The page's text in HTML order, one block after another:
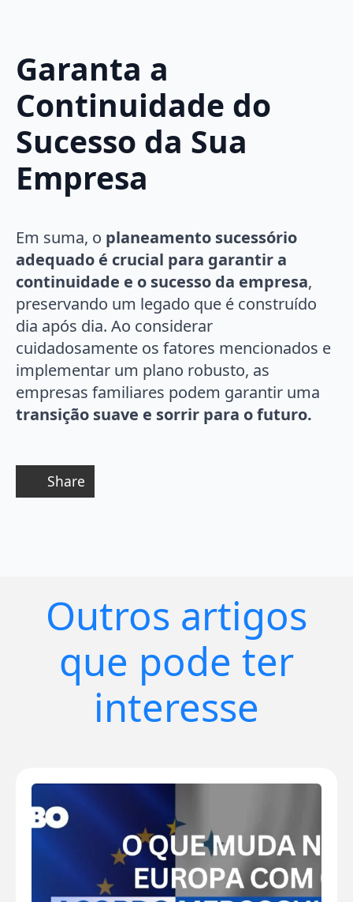
Garanta a
Continuidade do
Sucesso da Sua
Empresa
Em suma, o planeamento sucessório
adequado é crucial para garantir a
continuidade e o sucesso da empresa,
preservando um legado que é construído
dia após dia. Ao considerar
cuidadosamente os fatores mencionados e
implementar um plano robusto, as
empresas familiares podem garantir uma
transição suave e sorrir para o futuro.
Share
Outros artigos
que pode ter
interesse